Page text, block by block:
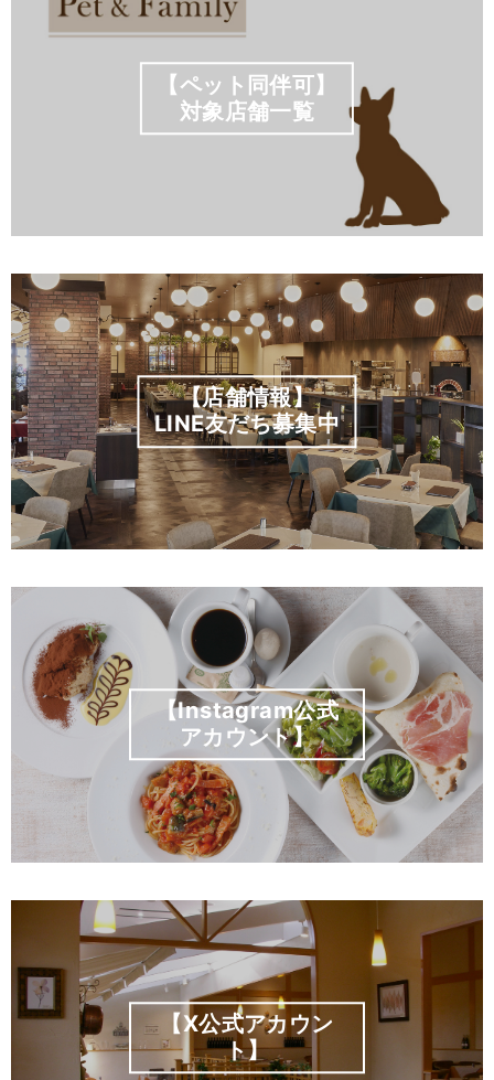
【ペット同伴可】
対象店舗一覧
【店舗情報】
LINE友だち募集中
【Instagram公式
アカウント】
【X公式アカウン
ト】